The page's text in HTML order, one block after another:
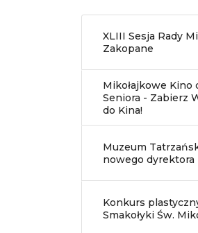
XLIII Sesja Rady
Zakopane
Mikołajkowe Kino
Seniora - Zabierz
do Kina!
Muzeum
nowego dyrektora
Konkurs
Smakołyki Św.